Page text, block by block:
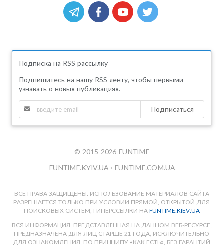
Подписка на RSS рассылку
Подпишитесь на нашу RSS ленту, чтобы первыми
узнавать о новых публикациях.
Подписаться
© 2015-2026 FUNTIME
FUNTIME.KYIV.UA • FUNTIME.COM.UA
ВСЕ ПРАВА ЗАЩИЩЕНЫ. ИСПОЛЬЗОВАНИЕ МАТЕРИАЛОВ САЙТА
РАЗРЕШАЕТСЯ ТОЛЬКО ПРИ УСЛОВИИ ПРЯМОЙ, ОТКРЫТОЙ ДЛЯ
ПОИСКОВЫХ СИСТЕМ, ГИПЕРССЫЛКИ НА FUNTIME.KIEV.UA
ВСЯ ИНФОРМАЦИЯ, ПРЕДСТАВЛЕННАЯ НА ДАННОМ ВЕБ-РЕСУРСЕ,
ПРЕДНАЗНАЧЕНА ДЛЯ ЛИЦ СТАРШЕ 21 ГОДА, ИСКЛЮЧИТЕЛЬНО
ДЛЯ ОЗНАКОМЛЕНИЯ, ПО ПРИНЦИПУ «КАК ЕСТЬ», БЕЗ ГАРАНТИЙ